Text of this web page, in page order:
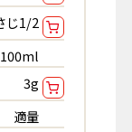
じ1/2
100ml
3g
適量